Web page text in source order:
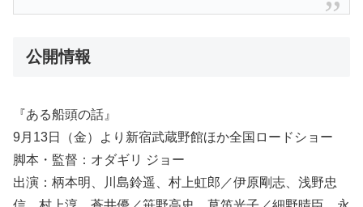
公開情報
『ある船頭の話』
9月13日（金）より新宿武蔵野館ほか全国ロードショー
脚本・監督：オダギリ ジョー
出演：柄本明、川島鈴遥、村上虹郎／伊原剛志、浅野忠